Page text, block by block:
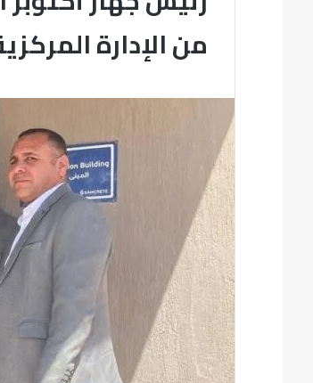
من الإدارة